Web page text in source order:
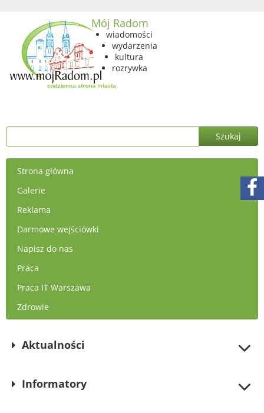
Mój Radom
wiadomości
wydarzenia
kultura
rozrywka
Strona główna
Galerie
Reklama
Darmowe wejściówki
Napisz do nas
Praca
Praca IT Warszawa
Zdrowie
Aktualności
Informatory